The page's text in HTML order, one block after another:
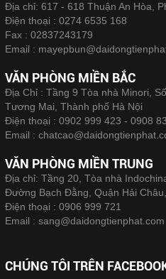
Địa chỉ: 617 - 618 Thuận An Hòa,
Điện thoại : 0274 6535 168
Fax : 02837243179
Email :
VĂN PHÒNG MIỀN BẮC
Địa Chỉ : Tầng 9 Tòa nhà Minori,
Tương Mai, Thành phố Hà Nội
Điện thoại : 0902 999 423 - 0908
Email :
VĂN PHÒNG MIỀN TRUNG
Địa chỉ: Tầng 20, Tòa nhà
Đường Bạch Đằng, Quận Hải
Điện thoại : 0906 999 721
Email : sang@daidongtienphat.com
CHÚNG TÔI TRÊN